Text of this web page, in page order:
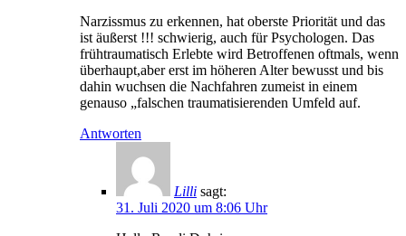
Narzissmus zu erkennen, hat oberste Priorität und das
ist äußerst !!! schwierig, auch für Psychologen. Das
frühtraumatisch Erlebte wird Betroffenen oftmals, wenn
überhaupt,aber erst im höheren Alter bewusst und bis
dahin wuchsen die Nachfahren zumeist in einem
genauso „falschen traumatisierenden Umfeld auf.
Antworten
Lilli sagt:
31. Juli 2020 um 8:06 Uhr